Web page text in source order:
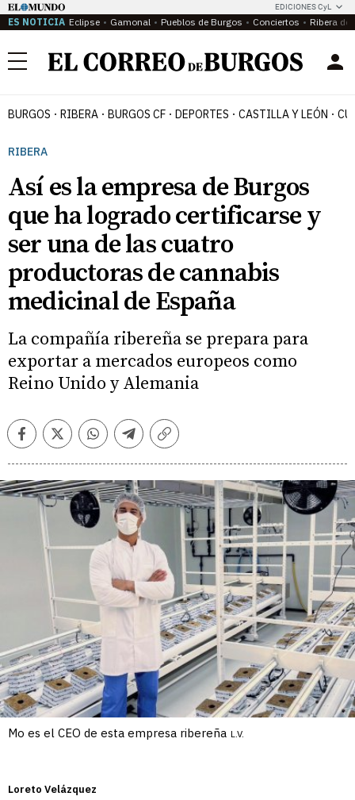
EDICIONES CyL
ES NOTICIA Eclipse Gamonal Pueblos de Burgos Conciertos Ribera del
Menú
BURGOS RIBERA BURGOS CF DEPORTES CASTILLA Y LEÓN
RIBERA
Así es la empresa de Burgos
que ha logrado certificarse y
ser una de las cuatro
productoras de cannabis
medicinal de España
La compañía ribereña se prepara para
exportar a mercados europeos como
Reino Unido y Alemania
FacebookTwitterWhatsappTelegramCopiar
Mo es el CEO de esta empresa ribereña L.V.
Loreto Velázquez